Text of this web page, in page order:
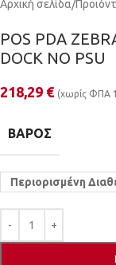
Αρχική σελίδα/
POS PDA
DOCK NO PSU
218,29 € (χωρίς ΦΠΑ
ΒΆΡΟΣ
Περιορισμένη